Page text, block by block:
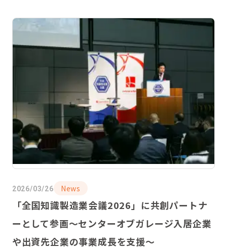
2026/03/26 News
「全国知識製造業会議2026」に共創パートナ
ーとして参画〜センターオブガレージ入居企業
や出資先企業の事業成長を支援〜